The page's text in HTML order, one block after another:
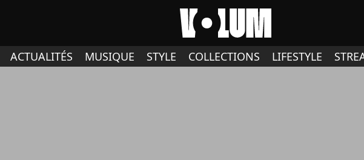
ACTUALITÉS MUSIQUE STYLE COLLECTIONS LIFESTYLE